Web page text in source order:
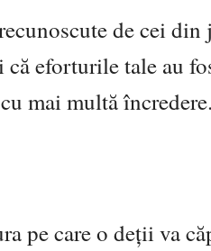
de cei din
eforturile tale au
mai multă
pe care o deții va